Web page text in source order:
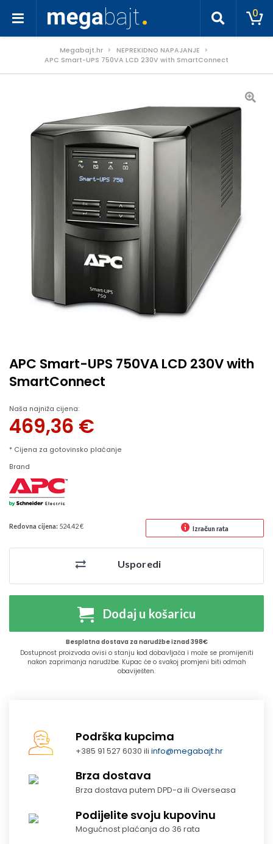
0
Megabajt.hr
NEPREKIDNO NAPAJANJE
APC Smart-UPS 750VA LCD 230V with SmartConnect
APC Smart-UPS 750VA LCD 230V with
SmartConnect
Naša najniža cijena:
469,36 €
* Cijena za gotovinsko plaćanje
Brand
Redovna cijena: 524.42 € Izračun rata
Usporedi
Dodaj u košaricu
Besplatna dostava za narudžbe iznad 398€
Dostupnost proizvoda ovisi o stanju kod dobavljača i može se promijeniti
nakon zaprimanja narudžbe. Kupac će o svakoj promjeni biti odmah
obaviješten.
Podrška kupcima
+385 91 527 6030 iliinfo@megabajt.hr
Brza dostava
Brza dostava putem DPD-a ili Overseasa
Podijelite svoju kupovinu
Mogućnost plaćanja do 36 rata